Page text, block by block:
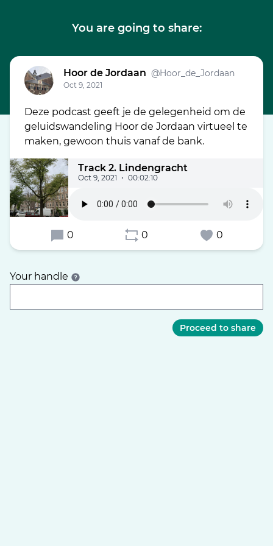
You are going to share:
Hoor de Jordaan @Hoor_de_Jordaan
Oct 9, 2021
Deze podcast geeft je de gelegenheid om de
geluidswandeling Hoor de Jordaan virtueel te
maken, gewoon thuis vanaf de bank.
Track 2. Lindengracht
Oct 9, 2021 • 00:02:10
0 0 0
Your handle
Proceed to share